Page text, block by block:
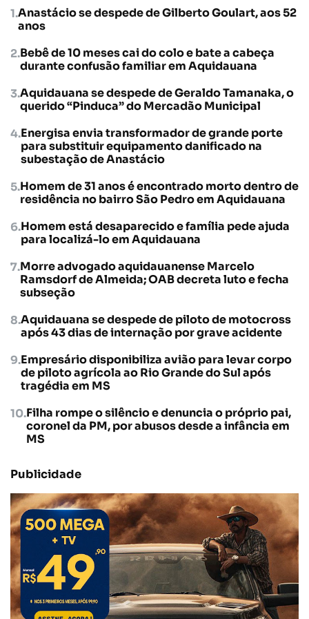
Anastácio se despede de Gilberto Goulart, aos 52
anos
Bebê de 10 meses cai do colo e bate a cabeça
durante confusão familiar em Aquidauana
Aquidauana se despede de Geraldo Tamanaka, o
querido “Pinduca” do Mercadão Municipal
Energisa envia transformador de grande porte
para substituir equipamento danificado na
subestação de Anastácio
Homem de 31 anos é encontrado morto dentro de
residência no bairro São Pedro em Aquidauana
Homem está desaparecido e família pede ajuda
para localizá-lo em Aquidauana
Morre advogado aquidauanense Marcelo
Ramsdorf de Almeida; OAB decreta luto e fecha
subseção
Aquidauana se despede de piloto de motocross
após 43 dias de internação por grave acidente
Empresário disponibiliza avião para levar corpo
de piloto agrícola ao Rio Grande do Sul após
tragédia em MS
Filha rompe o silêncio e denuncia o próprio pai,
coronel da PM, por abusos desde a infância em
MS
Publicidade